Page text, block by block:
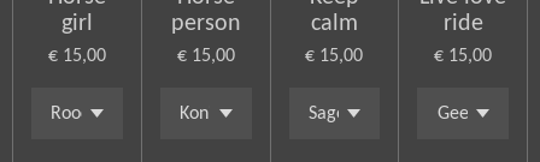
girl
€ 15,00
person
€ 15,00
calm
€ 15,00
ride
€ 15,00